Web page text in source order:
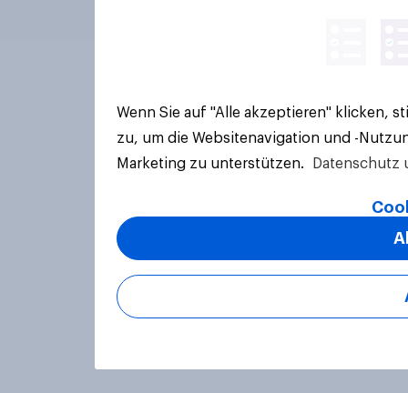
Wenn Sie auf "Alle akzeptieren" klicken,
zu, um die Websitenavigation und -
Marketing zu unterstützen.
Datenschutz